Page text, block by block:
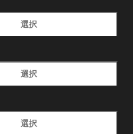
選択
選択
選択